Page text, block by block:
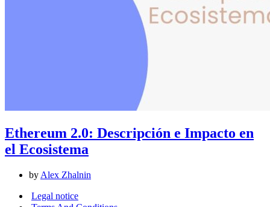
Ethereum 2.0: Descripción e Impacto en
el Ecosistema
by Alex Zhalnin
Legal notice